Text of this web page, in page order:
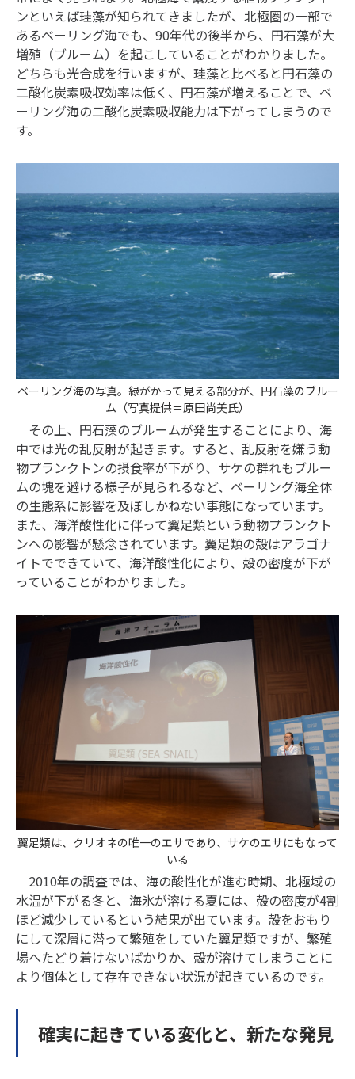
ンといえば珪藻が知られてきましたが、北極圏の一部で
あるベーリング海でも、90年代の後半から、円石藻が大
増殖（ブルーム）を起こしていることがわかりました。
どちらも光合成を行いますが、珪藻と比べると円石藻の
二酸化炭素吸収効率は低く、円石藻が増えることで、ベ
ーリング海の二酸化炭素吸収能力は下がってしまうので
す。
ベーリング海の写真。緑がかって見える部分が、円石藻のブルー
ム（写真提供＝原田尚美氏）
その上、円石藻のブルームが発生することにより、海
中では光の乱反射が起きます。すると、乱反射を嫌う動
物プランクトンの摂食率が下がり、サケの群れもブルー
ムの塊を避ける様子が見られるなど、ベーリング海全体
の生態系に影響を及ぼしかねない事態になっています。
また、海洋酸性化に伴って翼足類という動物プランクト
ンへの影響が懸念されています。翼足類の殻はアラゴナ
イトでできていて、海洋酸性化により、殻の密度が下が
っていることがわかりました。
翼足類は、クリオネの唯一のエサであり、サケのエサにもなって
いる
2010年の調査では、海の酸性化が進む時期、北極域の
水温が下がる冬と、海氷が溶ける夏には、殻の密度が4割
ほど減少しているという結果が出ています。殻をおもり
にして深層に潜って繁殖をしていた翼足類ですが、繁殖
場へたどり着けないばかりか、殻が溶けてしまうことに
より個体として存在できない状況が起きているのです。
確実に起きている変化と、新たな発見